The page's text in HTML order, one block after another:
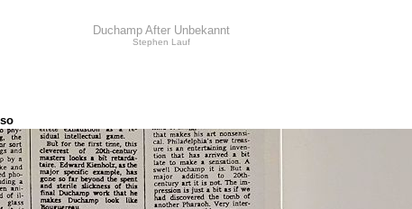
Duchamp After Unbekannt
Stephen Lauf